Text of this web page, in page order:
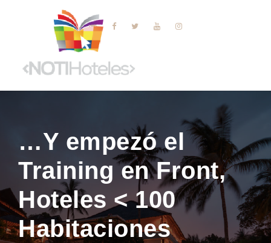
…Y empezó el
Training en Front,
Hoteles < 100
Habitaciones